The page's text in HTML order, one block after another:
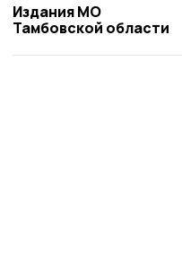
Издания МО
Тамбовской области